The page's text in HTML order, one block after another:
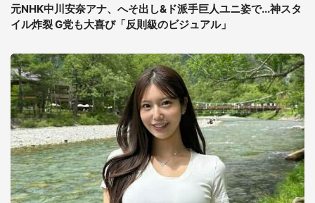
元NHK中川安奈アナ、へそ出し&ド派手巨人ユニ姿で...神スタ
イル炸裂 G党も大喜び「反則級のビジュアル」